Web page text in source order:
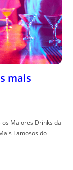
mais
os Maiores Drinks da
Famosos do